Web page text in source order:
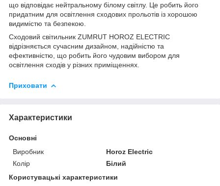
що відповідає нейтральному білому світлу. Це робить його
придатним для освітлення сходових прольотів із хорошою
видимістю та безпекою.
Сходовий світильник ZUMRUT HOROZ ELECTRIC
відрізняється сучасним дизайном, надійністю та
ефективністю, що робить його чудовим вибором для
освітлення сходів у різних приміщеннях.
Приховати
Характеристики
Основні
Виробник
Horoz Electric
Колір
Білий
Користувацькі характеристики